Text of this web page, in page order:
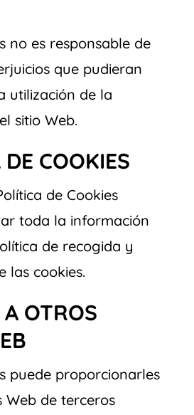
no es responsable de
que pudieran
utilización de la
sitio Web.
COOKIES
de Cookies
toda la información
de recogida y
las cookies.
A OTROS
puede proporcionarles
Web de terceros